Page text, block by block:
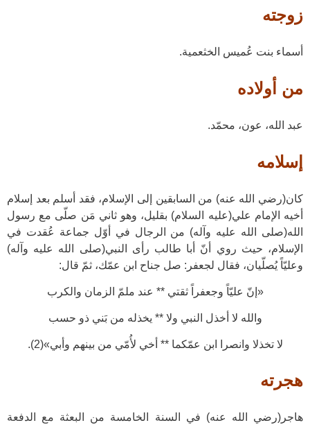
زوجته
أسماء بنت عُميس الخثعمية.
من أولاده
عبد الله، عون، محمّد.
إسلامه
كان(رضي الله عنه) من السابقين إلى الإسلام، فقد أسلم بعد إسلام
أخيه الإمام علي(عليه السلام) بقليل، وهو ثاني مَن صلّى مع رسول
الله(صلى الله عليه وآله) من الرجال في أوّل جماعة عُقدت في
الإسلام، حيث روي أنّ أبا طالب رأى النبي(صلى الله عليه وآله)
وعليّاً يُصلّيان، فقال لجعفر: صل جناح ابن عمّك، ثمّ قال:
«إنّ عليّاً وجعفراً ثقتي ** عند ملمّ الزمان والكرب
والله لا أخذل النبي ولا ** يخذله من بَني ذو حسب
لا تخذلا وانصرا ابن عمّكما ** أخي لأُمّي من بينهم وأبي»(2).
هجرته
هاجر(رضي الله عنه) في السنة الخامسة من البعثة مع الدفعة